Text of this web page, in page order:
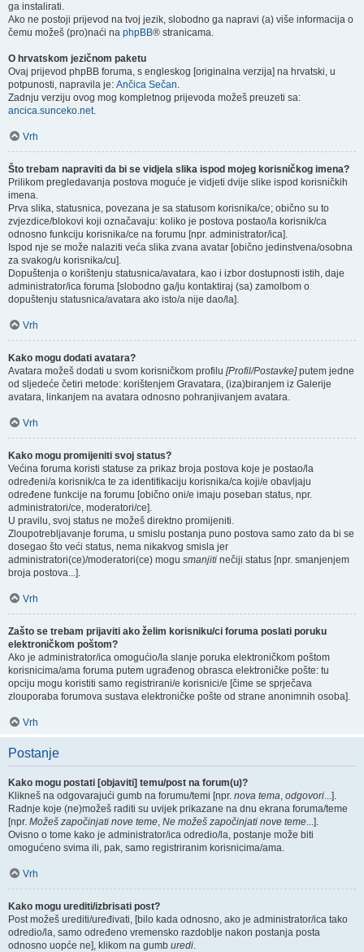
ga instalirati.
Ako ne postoji prijevod na tvoj jezik, slobodno ga napravi (a) više informacija o
čemu možeš (pro)naći na phpBB® stranicama.
O hrvatskom jezičnom paketu
Ovaj prijevod phpBB foruma, s engleskog [originalna verzija] na hrvatski, u
potpunosti, napravila je: Ančica Sečan.
Zadnju verziju ovog mog kompletnog prijevoda možeš preuzeti sa:
ancica.sunceko.net.
Vrh
Što trebam napraviti da bi se vidjela slika ispod mojeg korisničkog imena?
Prilikom pregledavanja postova moguće je vidjeti dvije slike ispod korisničkih
imena.
Prva slika, statusnica, povezana je sa statusom korisnika/ce; obično su to
zvjezdice/blokovi koji označavaju: koliko je postova postao/la korisnik/ca
odnosno funkciju korisnika/ce na forumu [npr. administrator/ica].
Ispod nje se može nalaziti veća slika zvana avatar [obično jedinstvena/osobna
za svakog/u korisnika/cu].
Dopuštenja o korištenju statusnica/avatara, kao i izbor dostupnosti istih, daje
administrator/ica foruma [slobodno ga/ju kontaktiraj (sa) zamolbom o
dopuštenju statusnica/avatara ako isto/a nije dao/la].
Vrh
Kako mogu dodati avatara?
Avatara možeš dodati u svom korisničkom profilu [Profil/Postavke]putem jedne
od sljedeće četiri metode: korištenjem Gravatara, (iza)biranjem iz Galerije
avatara, linkanjem na avatara odnosno pohranjivanjem avatara.
Vrh
Kako mogu promijeniti svoj status?
Većina foruma koristi statuse za prikaz broja postova koje je postao/la
određeni/a korisnik/ca te za identifikaciju korisnika/ca koji/e obavljaju
određene funkcije na forumu [obično oni/e imaju poseban status, npr.
administratori/ce, moderatori/ce].
U pravilu, svoj status ne možeš direktno promijeniti.
Zloupotrebljavanje foruma, u smislu postanja puno postova samo zato da bi se
dosegao što veći status, nema nikakvog smisla jer
administratori(ce)/moderatori(ce) mogu smanjiti nečiji status [npr. smanjenjem
broja postova...].
Vrh
Zašto se trebam prijaviti ako želim korisniku/ci foruma poslati poruku
elektroničkom poštom?
Ako je administrator/ica omogućio/la slanje poruka elektroničkom poštom
korisnicima/ama foruma putem ugrađenog obrasca elektroničke pošte: tu
opciju mogu koristiti samo registrirani/e korisnici/e [čime se sprječava
zlouporaba forumova sustava elektroničke pošte od strane anonimnih osoba].
Vrh
Postanje
Kako mogu postati [objaviti] temu/post na forum(u)?
Klikneš na odgovarajući gumb na forumu/temi [npr. nova tema, odgovori...].
Radnje koje (ne)možeš raditi su uvijek prikazane na dnu ekrana foruma/teme
[npr. Možeš započinjati nove teme, Ne možeš započinjati nove teme...].
Ovisno o tome kako je administrator/ica odredio/la, postanje može biti
omogućeno svima ili, pak, samo registriranim korisnicima/ama.
Vrh
Kako mogu urediti/izbrisati post?
Post možeš urediti/uređivati, [bilo kada odnosno, ako je administrator/ica tako
odredio/la, samo određeno vremensko razdoblje nakon postanja posta
odnosno uopće ne], klikom na gumb uredi.